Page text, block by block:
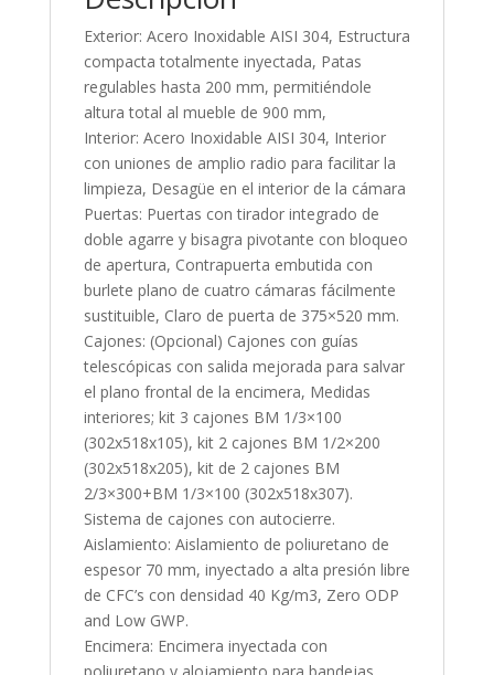
Exterior: Acero Inoxidable AISI 304, Estructura
compacta totalmente inyectada, Patas
regulables hasta 200 mm, permitiéndole
altura total al mueble de 900 mm,
Interior: Acero Inoxidable AISI 304, Interior
con uniones de amplio radio para facilitar la
limpieza, Desagüe en el interior de la cámara
Puertas: Puertas con tirador integrado de
doble agarre y bisagra pivotante con bloqueo
de apertura, Contrapuerta embutida con
burlete plano de cuatro cámaras fácilmente
sustituible, Claro de puerta de 375×520 mm.
Cajones: (Opcional) Cajones con guías
telescópicas con salida mejorada para salvar
el plano frontal de la encimera, Medidas
interiores; kit 3 cajones BM 1/3×100
(302x518x105), kit 2 cajones BM 1/2×200
(302x518x205), kit de 2 cajones BM
2/3×300+BM 1/3×100 (302x518x307).
Sistema de cajones con autocierre.
Aislamiento: Aislamiento de poliuretano de
espesor 70 mm, inyectado a alta presión libre
de CFC’s con densidad 40 Kg/m3, Zero ODP
and Low GWP.
Encimera: Encimera inyectada con